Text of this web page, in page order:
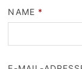
NAME *